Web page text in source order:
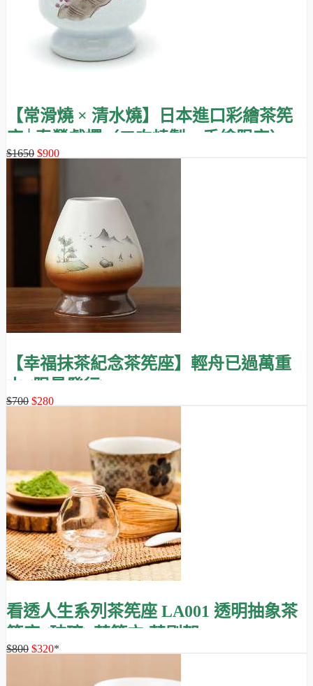
【常滑燒 × 清水燒】日本進口彩繪茶筅
座│春鶯戲櫻（二次燒製・手繪限定）
$1650 $900
【幸福抹茶紀念茶筅座】輕舟已過萬重
山 (限量發行)
$700 $280
看透人生系列茶筅座 LA001 透明抽象茶
筅座 (玻璃)/茶筅立/茶刷架
$800 $320*